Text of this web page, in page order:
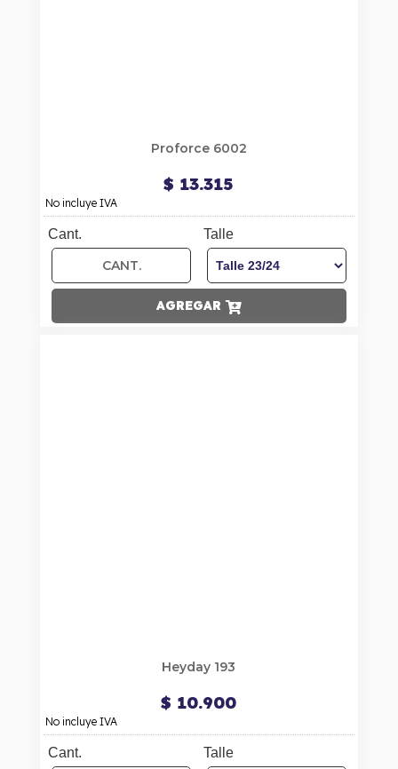
Proforce 6002
$ 13.315
No incluye IVA
Cant. Talle
AGREGAR
Heyday 193
$ 10.900
No incluye IVA
Cant. Talle